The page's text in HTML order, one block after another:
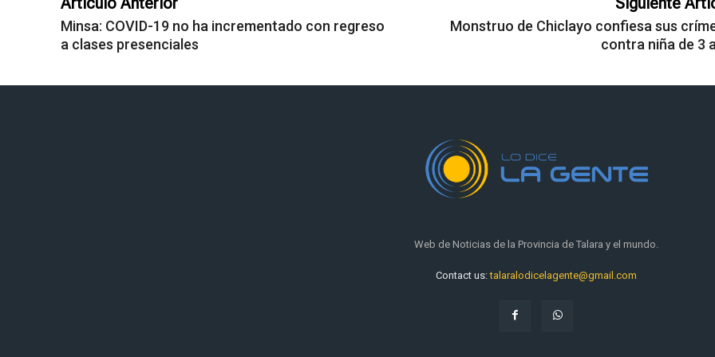
Minsa: COVID-19 no ha incrementado con regreso
a clases presenciales
Monstruo de Chiclayo confiesa sus
contra niña de 3
Web de Noticias de la Provincia de Talara y el mundo.
Contact us:talaralodicelagente@gmail.com